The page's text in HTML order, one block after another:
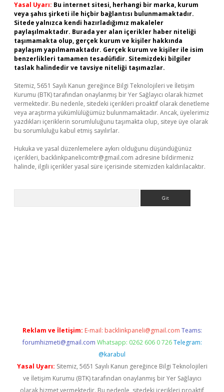
Yasal Uyarı: Bu internet sitesi, herhangi bir marka, kurum
veya şahıs şirketi ile hiçbir bağlantısı bulunmamaktadır.
Sitede yalnızca kendi hazırladığımız makaleler
paylaşılmaktadır. Burada yer alan içerikler haber niteliği
taşımamakta olup, gerçek kurum ve kişiler hakkında
paylaşım yapılmamaktadır. Gerçek kurum ve kişiler ile isim
benzerlikleri tamamen tesadüfidir. Sitemizdeki bilgiler
taslak halindedir ve tavsiye niteliği taşımazlar.
Sitemiz, 5651 Sayılı Kanun gereğince Bilgi Teknolojileri ve İletişim
Kurumu (BTK) tarafından onaylanmış bir Yer Sağlayıcı olarak hizmet
vermektedir. Bu nedenle, sitedeki içerikleri proaktif olarak denetleme
veya araştırma yükümlülüğümüz bulunmamaktadır. Ancak, üyelerimiz
yazdıkları içeriklerin sorumluluğunu taşımakta olup, siteye üye olarak
bu sorumluluğu kabul etmiş sayılırlar.
Hukuka ve yasal düzenlemelere aykırı olduğunu düşündüğünüz
içerikleri, backlinkpanelicomtr@gmail.com adresine bildirmeniz
halinde, ilgili içerikler yasal süre içerisinde sitemizden kaldırılacaktır.
Reklam ve İletişim: E-mail: backlinkpaneli@gmail.com Teams:
forumhizmeti@gmail.com Whatsapp: 0262 606 0 726 Telegram:
@karabul
Yasal Uyarı: Sitemiz, 5651 Sayılı Kanun gereğince Bilgi Teknolojileri
ve İletişim Kurumu (BTK) tarafından onaylanmış bir Yer Sağlayıcı
olarak hizmet vermektedir. Bu nedenle, sitedeki içerikleri proaktif